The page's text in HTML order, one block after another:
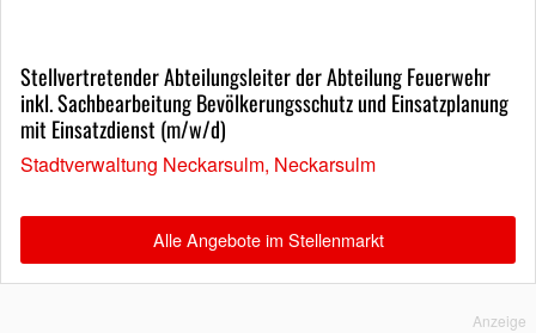
Stellvertretender Abteilungsleiter der Abteilung Feuerwehr
inkl. Sachbearbeitung Bevölkerungsschutz und Einsatzplanung
mit Einsatzdienst (m/w/d)
Stadtverwaltung Neckarsulm, Neckarsulm
Alle Angebote im Stellenmarkt
Anzeige